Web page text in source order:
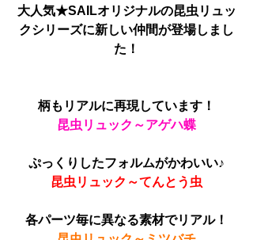
大人気★SAILオリジナルの昆虫リュッ
クシリーズに新しい仲間が登場しまし
た！
柄もリアルに再現しています！
昆虫リュック～アゲハ蝶
ぷっくりしたフォルムがかわいい♪
昆虫リュック～てんとう虫
各パーツ毎に異なる素材でリアル！